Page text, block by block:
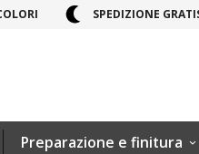
SPEDIZIONE
Preparazione e finitura